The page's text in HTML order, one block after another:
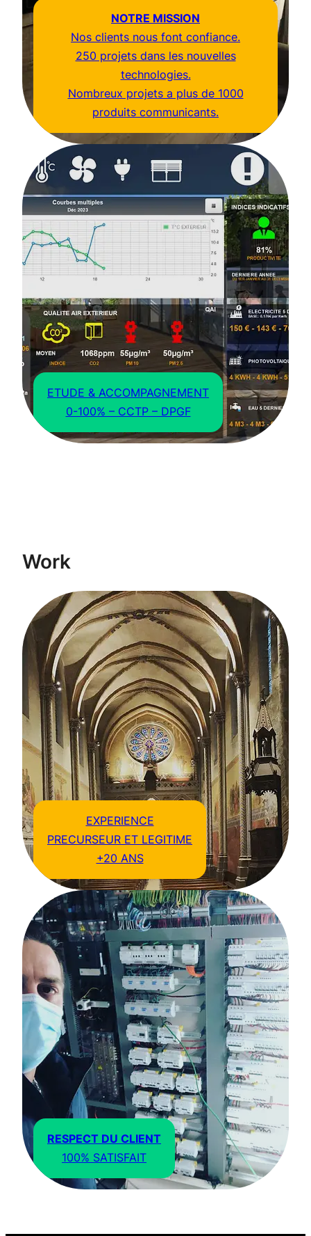
NOTRE MISSION
Nos clients nous font confiance.
250 projets dans les nouvelles
technologies.
Nombreux projets a plus de 1000
produits communicants.
ETUDE & ACCOMPAGNEMENT
0-100% – CCTP – DPGF
Work
EXPERIENCE
PRECURSEUR ET LEGITIME
+20 ANS
RESPECT DU CLIENT
100% SATISFAIT